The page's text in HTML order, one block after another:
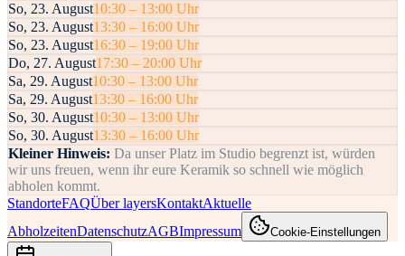
So, 23. August10:30 – 13:00 Uhr
So, 23. August13:30 – 16:00 Uhr
So, 23. August16:30 – 19:00 Uhr
Do, 27. August17:30 – 20:00 Uhr
Sa, 29. August10:30 – 13:00 Uhr
Sa, 29. August13:30 – 16:00 Uhr
So, 30. August10:30 – 13:00 Uhr
So, 30. August13:30 – 16:00 Uhr
Kleiner Hinweis: Da unser Platz im Studio begrenzt ist, würden
wir uns freuen, wenn ihr eure Keramik so schnell wie möglich
abholen kommt.
StandorteFAQÜber layersKontaktAktuelle
AbholzeitenDatenschutzAGBImpressum Cookie-Einstellungen